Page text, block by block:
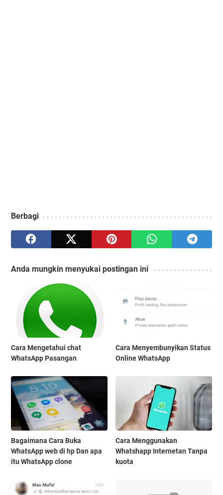
Berbagi
Anda mungkin menyukai postingan ini
Cara Mengetahui chat
WhatsApp Pasangan
Cara Menyembunyikan Status
Online WhatsApp
Bagaimana Cara Buka
WhatsApp web di hp Dan apa
itu WhatsApp clone
Cara Menggunakan
Whatshapp Internetan Tanpa
kuota